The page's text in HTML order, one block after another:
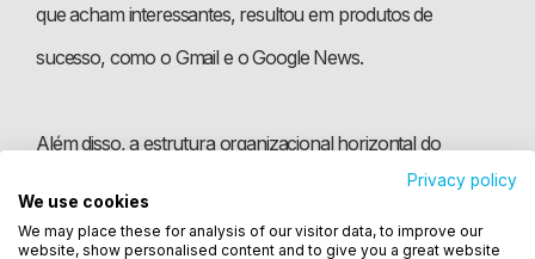
Utilizamos cookies para oferecer melhor
experiência, melhorar o desempenho, analisar
que acham interessantes, resultou em produtos de
sucesso, como o Gmail e o Google News.
Além disso, a estrutura organizacional horizontal do
Google facilita a comunicação e a colaboração entre as
equipes, permitindo que as ideias inovadoras prosperem.
Privacy policy
We use cookies
We may place these for analysis of our visitor data, to improve our
website, show personalised content and to give you a great website